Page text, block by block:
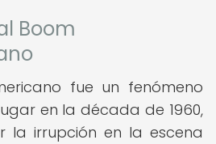
Boom
fue un fenómeno
en la década de 1960,
la irrupción en la escena